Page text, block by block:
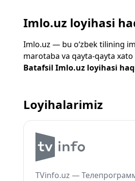
Imlo.uz loyihasi
Imlo.uz — bu o‘zbek tilining
marotaba va qayta-qayta xato
Batafsil Imlo.uz loyihasi
Loyihalarimiz
TVinfo.uz —